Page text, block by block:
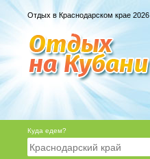
Отдых в Краснодарском крае 2026
Куда едем?